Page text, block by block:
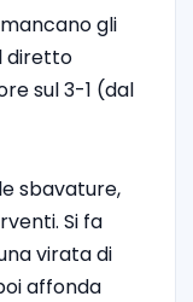
gli
diretto
sul 3-1 (dal
sbavature,
Si fa
virata di
affonda